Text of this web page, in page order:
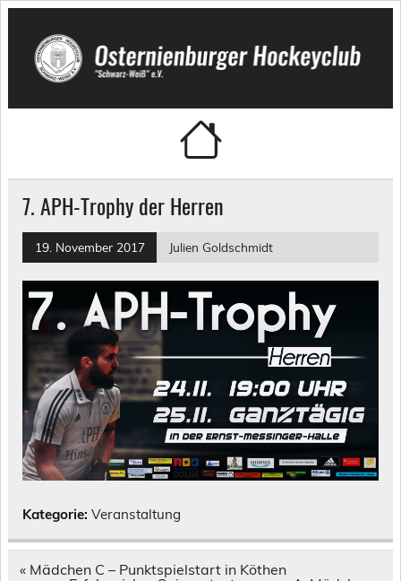
Skip
content
Osternienburger Hockeyclub
7. APH-Trophy der Herren
19. November 2017 Julien Goldschmidt
Kategorie: Veranstaltung
Beitragsnavigation
« Mädchen C – Punktspielstart in Köthen